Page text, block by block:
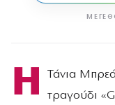
Η
Τάνια
τραγούδι